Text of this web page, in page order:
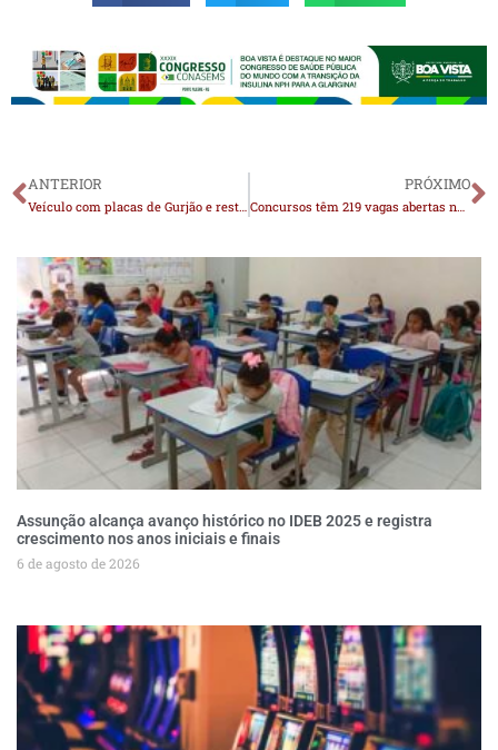
ANTERIOR
Veículo com placas de Gurjão e restrição de roubo é encontrado em Queimadas; carro estaria sendo utilizado em assaltos no Cariri
PRÓXIMO
Concursos têm 219 vagas abertas na Paraíba
Assunção alcança avanço histórico no IDEB 2025 e registra
crescimento nos anos iniciais e finais
6 de agosto de 2026